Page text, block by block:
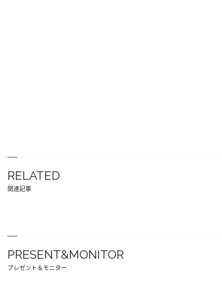
RELATED
関連記事
PRESENT&MONITOR
プレゼント＆モニター